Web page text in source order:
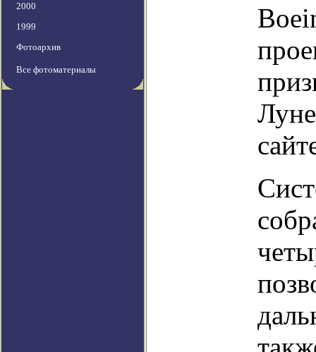
2000
1999
Фотоархив
Все фотоматериалы